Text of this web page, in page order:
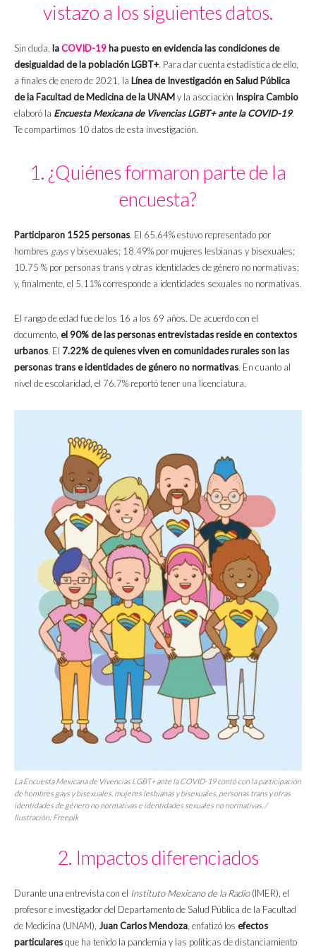
vistazo a los siguientes datos.
Sin duda, laCOVID-19 ha puesto en evidencia las condiciones de
desigualdad de la población LGBT+. Para dar cuenta estadística de ello,
a finales de enero de 2021, la Línea de Investigación en Salud Pública
de la Facultad de Medicina de la UNAMy la asociación Inspira Cambio
elaboró la Encuesta Mexicana de Vivencias LGBT+ ante la COVID-19.
Te compartimos 10 datos de esta investigación.
1. ¿Quiénes formaron parte de la
encuesta?
Participaron 1525 personas. El 65.64% estuvo representado por
hombres gaysy bisexuales; 18.49% por mujeres lesbianas y bisexuales;
10.75 % por personas trans y otras identidades de género no normativas;
y, finalmente, el 5.11% corresponde a identidades sexuales no normativas.
El rango de edad fue de los 16 a los 69 años. De acuerdo con el
documento, el 90% de las personas entrevistadas reside en contextos
urbanos. El 7.22% de quienes viven en comunidades rurales son las
personas trans e identidades de género no normativas. En cuanto al
nivel de escolaridad, el 76.7% reportó tener una licenciatura.
LaEncuesta Mexicana de Vivencias LGBT+ ante la COVID-19contó con la participación
de hombres gays y bisexuales, mujeres lesbianas y bisexuales, personas trans y otras
identidades de género no normativas e identidades sexuales no normativas. /
Ilustración: Freepik
2. Impactos diferenciados
Durante una entrevista con el Instituto Mexicano de la Radio(IMER), el
profesor e investigador del Departamento de Salud Pública de la Facultad
de Medicina (UNAM), Juan Carlos Mendoza, enfatizó los efectos
particularesque ha tenido la pandemia y las políticas de distanciamiento